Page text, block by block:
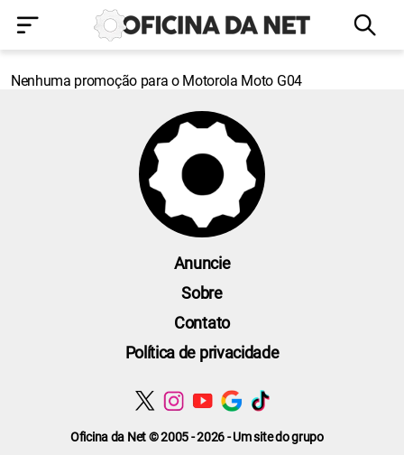
Nenhuma promoção para o Motorola Moto G04
Oficina da Net © 2005 - 2026 - Um site do grupo
Anuncie
Sobre
Contato
Política de privacidade